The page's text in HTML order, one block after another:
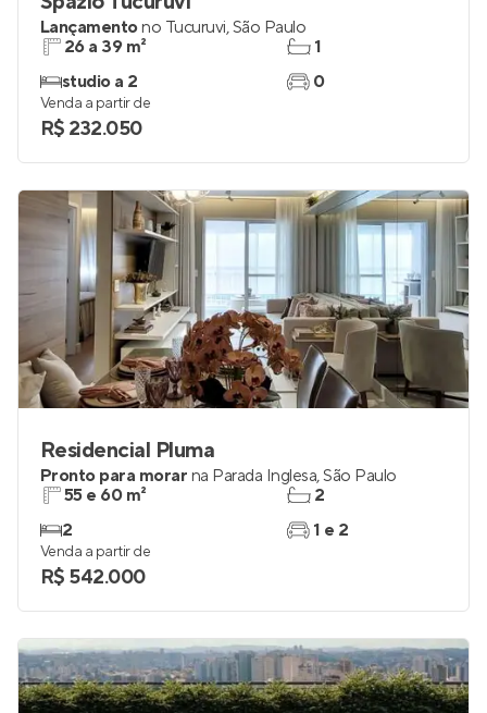
Lançamentono Tucuruvi,São Paulo
26 a 39 m²
studio a 2
1
0
Venda a partir de
R$ 232.050
Residencial Pluma
Pronto para morar na Parada Inglesa,São Paulo
55 e 60 m²
2
2
1 e 2
Venda a partir de
R$ 542.000